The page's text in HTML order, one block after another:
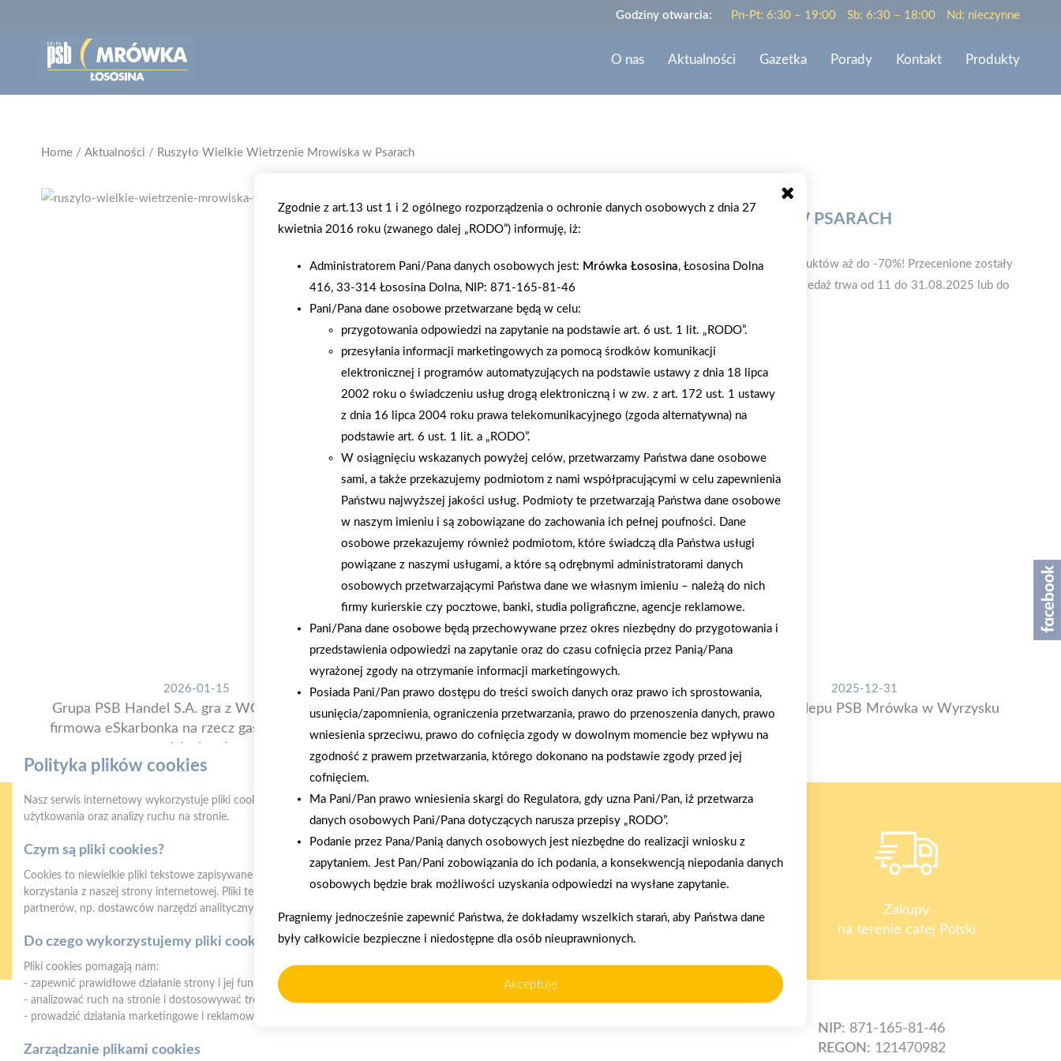
Godziny otwarcia: Pn-Pt: 6:30 – 19:00 Sb: 6:30 – 18:00 Nd: nieczynne
O nas Aktualności Gazetka Porady Kontakt Produkty
Home / Aktualności / Ruszyło Wielkie Wietrzenie Mrowiska w Psarach
RUSZYŁO WIELKIE WIETRZENIE MROWISKA W PSARACH
Ruszyło Wielkie Wietrzenie Mrowiska – wyprzedaż ponad 1700 produktów aż do -70%! Przecenione zostały
m.in. trampoliny, grille, baseny, meble ogrodowe i wiele więcej. Wyprzedaż trwa od 11 do 31.08.2025 lub do
wyczerpania zapasów.
AKTUALNOŚCI
2026-01-15
Grupa PSB Handel S.A. gra z WOŚP. Powstała
firmowa eSkarbonka na rzecz gastroenterologii
2026-01-12
Zacisze S.A. dołącza do Grupy PSB. Sieć kończy
rok strategicznym otwarciem po rebrandingu
2025-12-31
Otwarcie sklepu PSB Mrówka w Wyrzysku
Gwarancja jakości
Zakupy w systemie
Oferujemy zakupy
Zakupy
na terenie całej Polski
Łososina Dolna 416, 33-314 Łososina Dolna
NIP: 871-165-81-46
REGON: 121470982
Zgodnie z art.13 ust 1 i 2 ogólnego rozporządzenia o ochronie danych osobowych z dnia 27
kwietnia 2016 roku (zwanego dalej „RODO”) informuję, iż:
Administratorem Pani/Pana danych osobowych jest: Mrówka Łososina, Łososina Dolna
416, 33-314 Łososina Dolna, NIP: 871-165-81-46
Pani/Pana dane osobowe przetwarzane będą w celu:
przygotowania odpowiedzi na zapytanie na podstawie art. 6 ust. 1 lit. „RODO”.
przesyłania informacji marketingowych za pomocą środków komunikacji
elektronicznej i programów automatyzujących na podstawie ustawy z dnia 18 lipca
2002 roku o świadczeniu usług drogą elektroniczną i w zw. z art. 172 ust. 1 ustawy
z dnia 16 lipca 2004 roku prawa telekomunikacyjnego (zgoda alternatywna) na
podstawie art. 6 ust. 1 lit. a „RODO”.
W osiągnięciu wskazanych powyżej celów, przetwarzamy Państwa dane osobowe
sami, a także przekazujemy podmiotom z nami współpracującymi w celu zapewnienia
Państwu najwyższej jakości usług. Podmioty te przetwarzają Państwa dane osobowe
w naszym imieniu i są zobowiązane do zachowania ich pełnej poufności. Dane
osobowe przekazujemy również podmiotom, które świadczą dla Państwa usługi
powiązane z naszymi usługami, a które są odrębnymi administratorami danych
osobowych przetwarzającymi Państwa dane we własnym imieniu – należą do nich
firmy kurierskie czy pocztowe, banki, studia poligraficzne, agencje reklamowe.
Pani/Pana dane osobowe będą przechowywane przez okres niezbędny do przygotowania i
przedstawienia odpowiedzi na zapytanie oraz do czasu cofnięcia przez Panią/Pana
wyrażonej zgody na otrzymanie informacji marketingowych.
Posiada Pani/Pan prawo dostępu do treści swoich danych oraz prawo ich sprostowania,
usunięcia/zapomnienia, ograniczenia przetwarzania, prawo do przenoszenia danych, prawo
wniesienia sprzeciwu, prawo do cofnięcia zgody w dowolnym momencie bez wpływu na
zgodność z prawem przetwarzania, którego dokonano na podstawie zgody przed jej
cofnięciem.
Ma Pani/Pan prawo wniesienia skargi do Regulatora, gdy uzna Pani/Pan, iż przetwarza
danych osobowych Pani/Pana dotyczących narusza przepisy „RODO”.
Podanie przez Pana/Panią danych osobowych jest niezbędne do realizacji wniosku z
zapytaniem. Jest Pan/Pani zobowiązania do ich podania, a konsekwencją niepodania danych
osobowych będzie brak możliwości uzyskania odpowiedzi na wysłane zapytanie.
Pragniemy jednocześnie zapewnić Państwa, że dokładamy wszelkich starań, aby Państwa dane
były całkowicie bezpieczne i niedostępne dla osób nieuprawnionych.
Akceptuję
Polityka plików cookies
Nasz serwis internetowy wykorzystuje pliki cookies w celu zapewnienia prawidłowego działania strony, poprawy komfortu
użytkowania oraz analizy ruchu na stronie.
Czym są pliki cookies?
Cookies to niewielkie pliki tekstowe zapisywane na urządzeniu użytkownika (komputerze, tablecie, smartfonie) podczas
korzystania z naszej strony internetowej. Pliki te mogą być odczytywane przez nasz system oraz systemy zaufanych
partnerów, np. dostawców narzędzi analitycznych.
Do czego wykorzystujemy pliki cookies?
Pliki cookies pomagają nam:
- zapewnić prawidłowe działanie strony i jej funkcjonalności,
- analizować ruch na stronie i dostosowywać treści do preferencji użytkowników,
- prowadzić działania marketingowe i reklamowe.
Zarządzanie plikami cookies